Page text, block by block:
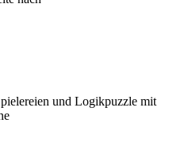
und Logikpuzzle mit